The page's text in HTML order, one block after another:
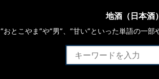
地酒（日本酒
“おとこやま”や“男”、”甘い”といった単語の一